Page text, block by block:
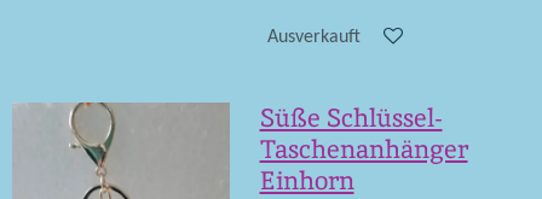
Ausverkauft
Süße Schlüssel-
Taschenanhänger
Einhorn